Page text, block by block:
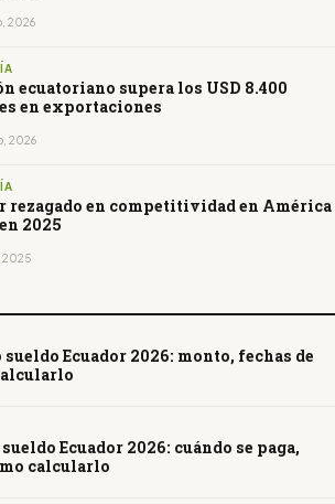
2026
ecuatoriano supera los USD 8.400
en exportaciones
2026
rezagado en competitividad en América
2025
2025
Ecuador 2026: monto, fechas de
Ecuador 2026: cuándo se paga,
calcularlo